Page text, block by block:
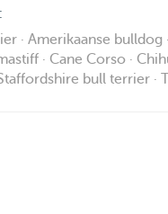
· Amerikaanse bulldog
· Cane Corso ·
bull terrier ·